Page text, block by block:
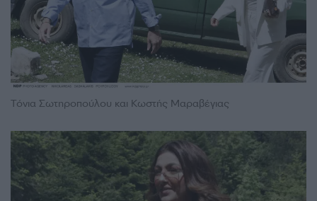
Τόνια Σωτηροπούλου και Κωστής Μαραβέγιας